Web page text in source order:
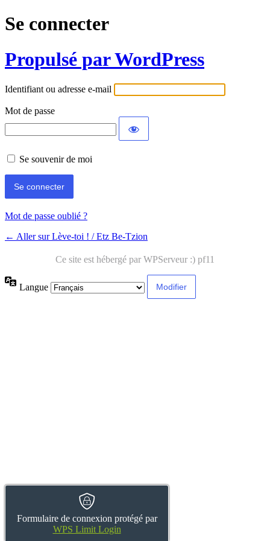
Se connecter
Propulsé par WordPress
Identifiant ou adresse e-mail
Mot de passe
Formulaire de connexion protégé par
WPS Limit Login
Se souvenir de moi
Mot de passe oublié ?
← Aller sur Lève-toi ! / Etz Be-Tzion
Langue